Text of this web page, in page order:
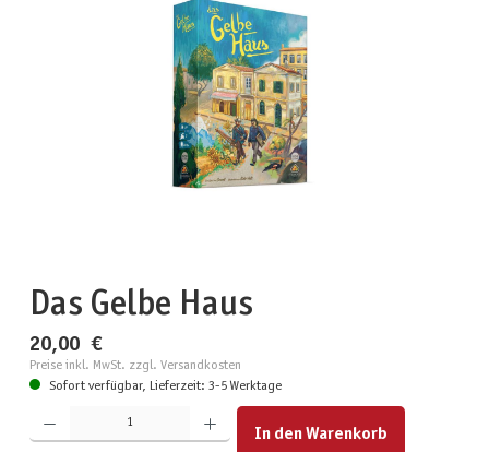
Das Gelbe Haus
20,00 €
Preise inkl. MwSt. zzgl. Versandkosten
Sofort verfügbar, Lieferzeit: 3-5 Werktage
Produkt Anzahl: Gib den gewünschten Wert ein oder benutze die Schaltflächen um die Anzahl zu
In den Warenkorb